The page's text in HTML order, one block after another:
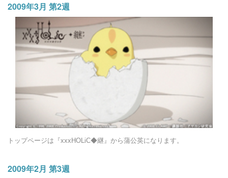
2009年3月 第2週
トップページは『xxxHOLiC◆継』から蒲公英になります。
2009年2月 第3週